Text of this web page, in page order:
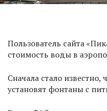
Пользователь сайта
стоимость воды в
Сначала стало известно,
установят фонтаны с